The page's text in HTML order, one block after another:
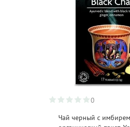
Bob's Red Mill(15)
(8)
(20)
Bovetti(18)
Bremond Fils(5)
0
Чай черный с